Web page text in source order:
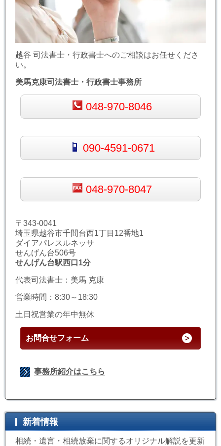
越谷 司法書士・行政書士へのご相談はお任せくださ
い。
美馬克康司法書士・行政書士事務所
048-970-8046
090-4591-0671
048-970-8047
〒343-0041
埼玉県越谷市千間台西1丁目12番地1
ダイアパレスルネッサ
せんげん台506号
せんげん台駅西口1分
代表司法書士：美馬 克康
営業時間：8:30～18:30
土日祝営業の年中無休
お問合せフォーム
事務所紹介はこちら
新着情報
相続・遺言・相続放棄に関するオリジナル解説を更新